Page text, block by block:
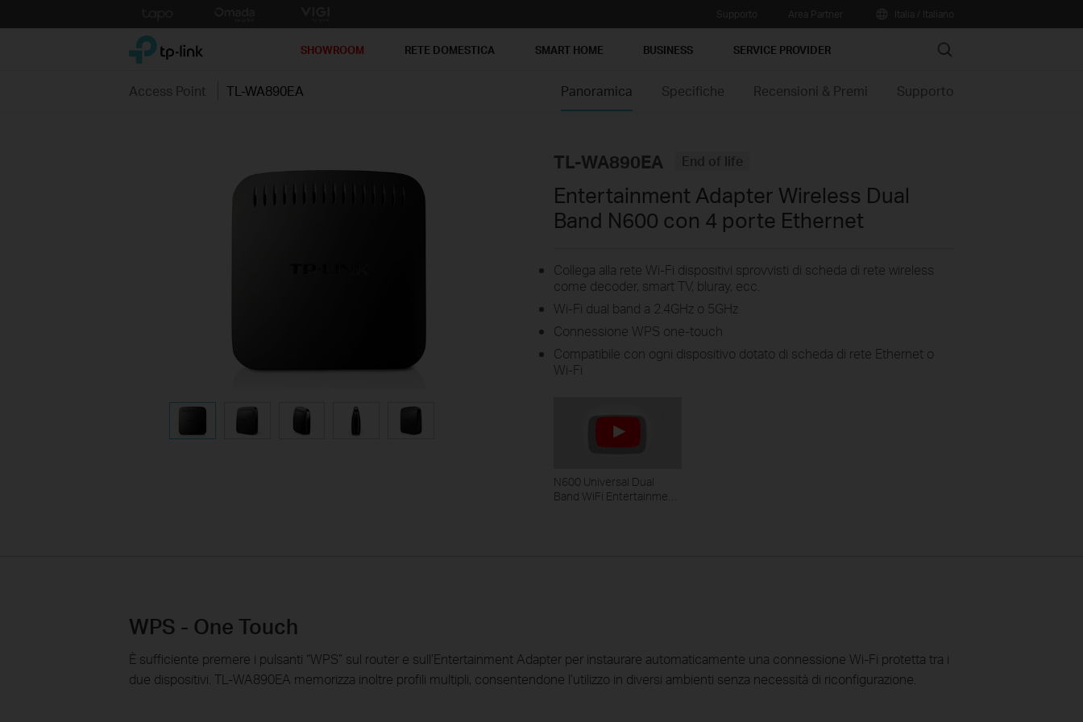
to
TP-Link, Reliably Smart SHOWROOM RETE DOMESTICA SMART HOME BUSINESS SERVICE PROVIDER Search
Access Point TL-WA890EA Panoramica Specifiche Recensioni & Premi Supporto
TL-WA890EA End of life
Entertainment Adapter Wireless Dual
Band N600 con 4 porte Ethernet
Collega alla rete Wi-Fi dispositivi sprovvisti di scheda di rete wireless
come decoder, smart TV, bluray, ecc.
Wi-Fi dual band a 2.4GHz o 5GHz
Connessione WPS one-touch
Compatibile con ogni dispositivo dotato di scheda di rete Ethernet o
Wi-Fi
N600 Universal Dual
Band WiFi Entertainment
WPS - One Touch
È sufficiente premere i pulsanti “WPS” sul router e sull’Entertainment Adapter per instaurare automaticamente una connessione Wi-Fi protetta tra i
due dispositivi. TL-WA890EA memorizza inoltre profili multipli, consentendone l’utilizzo in diversi ambienti senza necessità di riconfigurazione.